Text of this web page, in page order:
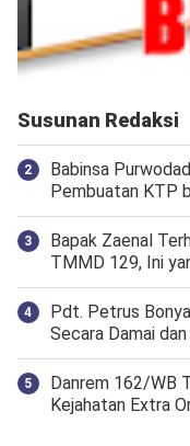
Susunan Redaksi
Babinsa
Pembuatan KTP
Bapak Zaenal
TMMD 129, Ini
Pdt. Petrus
Secara Damai
Danrem 162/WB
Kejahatan Extra